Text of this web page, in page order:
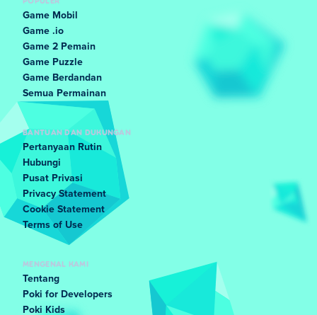
Game Mobil
Game .io
Game 2 Pemain
Game Puzzle
Game Berdandan
Semua Permainan
BANTUAN DAN DUKUNGAN
Pertanyaan Rutin
Hubungi
Pusat Privasi
Privacy Statement
Cookie Statement
Terms of Use
MENGENAL KAMI
Tentang
Poki for Developers
Poki Kids